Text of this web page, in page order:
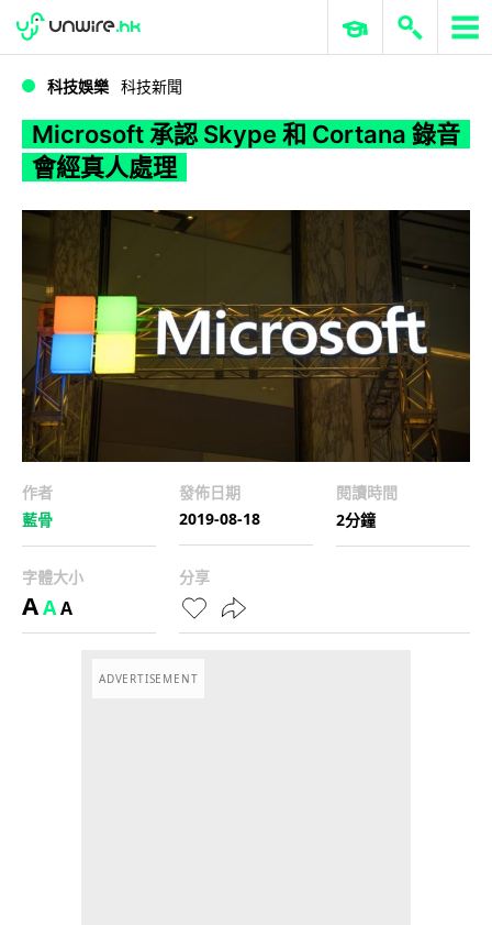
WWDC 2026 ERP 與商業 AI
科技娛樂 科技新聞
Microsoft 承認 Skype 和 Cortana 錄音
會經真人處理
作者
藍骨
發佈日期
2019-08-18
閱讀時間
2分鐘
字體大小
AAA
分享
ADVERTISEMENT